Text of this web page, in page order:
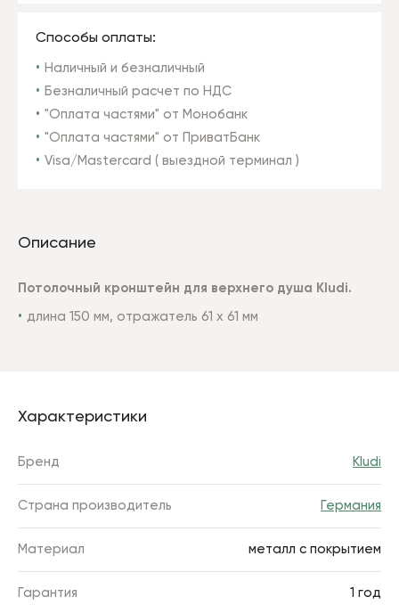
Способы оплаты:
Наличный и безналичный
Безналичный расчет по НДС
"Оплата частями" от Монобанк
"Оплата частями" от ПриватБанк
Visa/Mastercard ( выездной терминал )
Описание
Потолочный кронштейн для верхнего душа Kludi.
длина 150 мм, отражатель 61 х 61 мм
Характеристики
Бренд Kludi
Страна производитель Германия
Материал металл с покрытием
Гарантия 1 год